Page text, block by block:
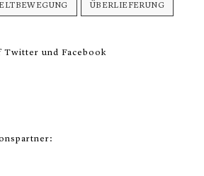
ÜBERLIEFERUNG
Twitter und Facebook